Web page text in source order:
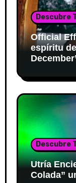
Descubre
Official
espíritu
Descubre
Utría
Colada”